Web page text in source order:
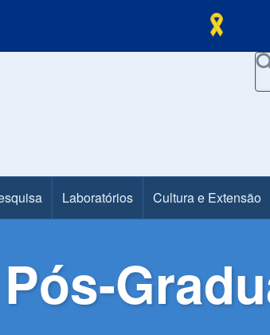
Laboratórios Cultura e Extensão